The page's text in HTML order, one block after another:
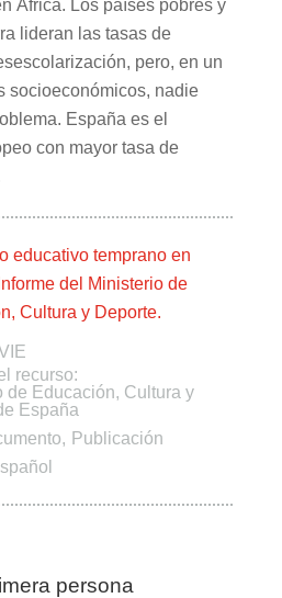
África. Los países pobres y
lideran las tasas de
pero, en un
socioeconómicos, nadie
España es el
con mayor tasa de
educativo temprano en
del Ministerio de
Cultura y Deporte.
recurso:
de Educación, Cultura y
España
Publicación
persona